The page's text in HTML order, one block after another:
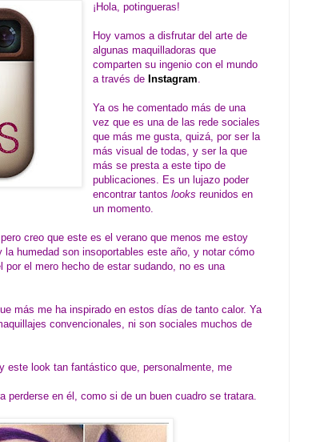
¡Hola, potingueras!
Hoy vamos a disfrutar del arte de
algunas maquilladoras que
comparten su ingenio con el mundo
a través de Instagram.
Ya os he comentado más de una
vez que es una de las rede sociales
que más me gusta, quizá, por ser la
más visual de todas, y ser la que
más se presta a este tipo de
publicaciones. Es un lujazo poder
encontrar tantoslooks reunidos en
un momento.
creo que este es el verano que menos me estoy
humedad son insoportables este año, y notar cómo
el mero hecho de estar sudando, no es una
más me ha inspirado en estos días de tanto calor. Ya
convencionales, ni son sociales muchos de
y este look tan fantástico que, personalmente, me
perderse en él, como si de un buen cuadro se tratara.